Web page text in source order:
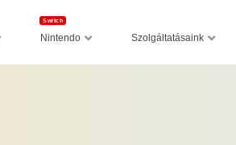
Nintendo
Switch
Szolgáltatásaink